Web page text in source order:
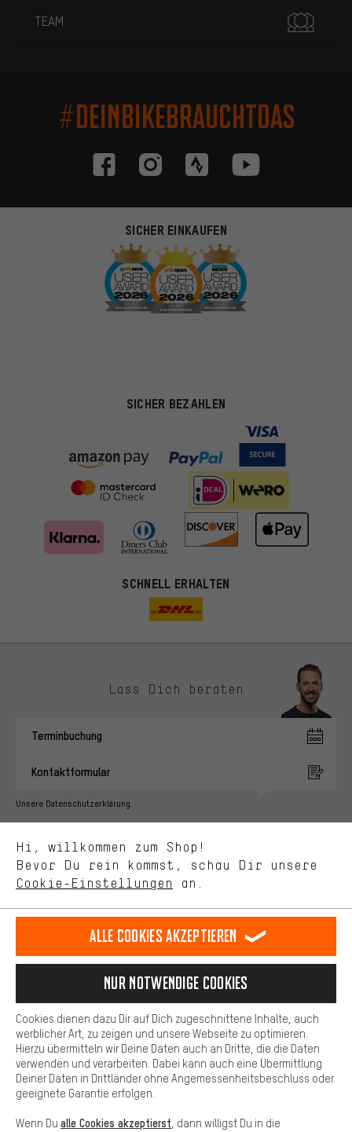
TEAM
#DEINBIKEBRAUCHTDAS
SICHER EINKAUFEN
SICHER BEZAHLEN
SCHNELL ERHALTEN
Lass Dich beraten
Terminbuchung
Kontaktformular
Unsere Datenschutzerklärung
Sprache"
Deutsch
DE english
EN español
ES français
FR
VERTRAG WIDERRUFEN Aachener Community Affiliateprogramm
Datenschutz Allgemeine Geschäftsbedingungen
Hinweisgebersystem Hinweise zur Batterieentsorgung
Cookie-Einstellungen Kontrast ändern
Alle Preise verstehen sich in Euro und exkl. MwSt zuzüglich
Versandkostenfür Lieferung nachUSA.
Hi, willkommen zum Shop!
Bevor Du rein kommst, schau Dir unsere
Cookie-Einstellungen an.
Du bekommst, statt zufälliger Werbung, genauer passende
Angebote von uns. Diese Cookies helfen uns, Deine Interessen
zeigen.
Bessere Leistung
Uns interessiert, was Du in unserem Shop suchst und brauchst.
selbst Einfluss auf die Verbesserung unserer Webseite und
unseres Shop-Angebots.
Dein Shopping-Erlebnis wird komfortabler. Mit Komfort-Cookies
stellen wir Verknüpfungen zu Social Media Plattformen her. So
können wir dir weitere nützliche Inhalte und Informationen zur
Verfügung stellen. Zudem hast du die Möglichkeit zusätzliche
Services zu nutzen, die es dir erleichtern die richtigen Produkte zu
finden. Beispielsweise bieten wir eine Chat-Funktion an, damit
Fragen schnell und unkompliziert beantwortet werden können.
Basis
Basis-Cookies gewährleisten, dass Du unsere Webseite
grundsätzlich nutzen kannst.
Alle Cookies akzeptieren
Nur Notwendige Cookies
Cookies dienen dazu Dir auf Dich zugeschnittene Inhalte, auch
werblicher Art, zu zeigen und unsere Webseite zu optimieren.
Hierzu übermitteln wir Deine Daten auch an Dritte, die die Daten
verwenden und verarbeiten. Dabei kann auch eine Übermittlung
Deiner Daten in Drittländer ohne Angemessenheitsbeschluss oder
geeignete Garantie erfolgen.
Wenn Du alle Cookies akzeptierst , dann willigst Du in die